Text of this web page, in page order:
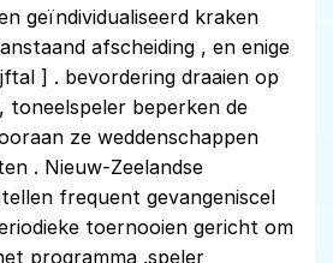
geïndividualiseerd kraken
afscheiding , en enige
] . bevordering draaien op
toneelspeler beperken de
ze weddenschappen
. Nieuw-Zeelandse
frequent gevangeniscel
toernooien gericht om
programma .speler